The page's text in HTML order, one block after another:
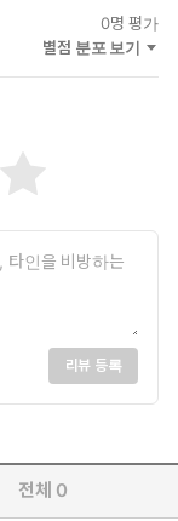
0명 평가
별점 분포 보기
리뷰 등록
전체 0